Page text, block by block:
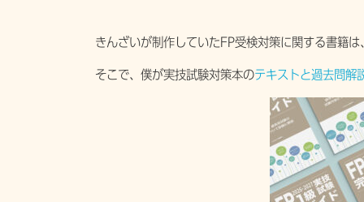
きんざいが制作していたFP受検対策に関する書籍
そこで、僕が実技試験対策本のテキストと過去問解